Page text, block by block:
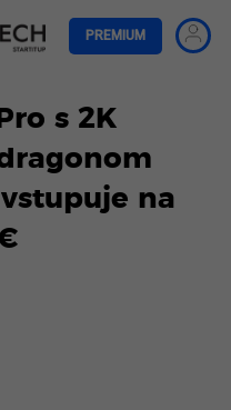
PREMIUM
s 2K
vstupuje na